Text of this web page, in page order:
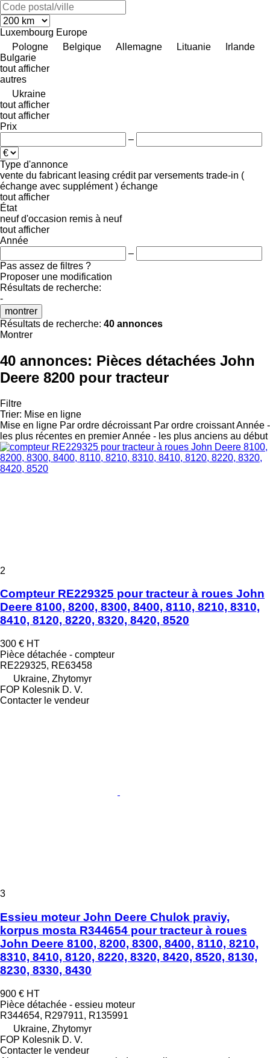
Luxembourg Europe
Pologne
Belgique Allemagne Lituanie
Irlande
Bulgarie
tout afficher
autres
Ukraine
tout afficher
tout afficher
Prix
–
Type d'annonce
vente du fabricant leasing crédit par versements trade-in (
échange avec supplément ) échange
tout afficher
État
neuf d'occasion remis à neuf
tout afficher
Année
–
Pas assez de filtres ?
Proposer une modification
Résultats de recherche:
-
montrer
Résultats de recherche: 40 annonces
Montrer
40 annonces: Pièces détachées John
Deere 8200 pour tracteur
Filtre
Trier: Mise en ligne
Mise en ligne Par ordre décroissant Par ordre croissantAnnée -
les plus récentes en premierAnnée - les plus anciens au début
2
Compteur RE229325 pour tracteur à roues John
Deere 8100, 8200, 8300, 8400, 8110, 8210, 8310,
8410, 8120, 8220, 8320, 8420, 8520
300 € HT
Pièce détachée - compteur
RE229325, RE63458
Ukraine, Zhytomyr
FOP Kolesnik D. V.
Contacter le vendeur
3
Essieu moteur John Deere Chulok praviy,
korpus mosta R344654 pour tracteur à roues
John Deere 8100, 8200, 8300, 8400, 8110, 8210,
8310, 8410, 8120, 8220, 8320, 8420, 8520, 8130,
8230, 8330, 8430
900 € HT
Pièce détachée - essieu moteur
R344654, R297911, R135991
Ukraine, Zhytomyr
FOP Kolesnik D. V.
Contacter le vendeur